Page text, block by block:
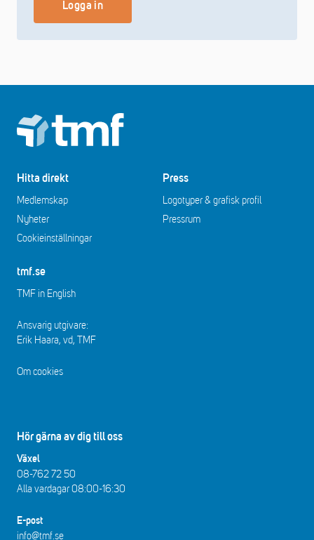
Logga in
Footer
Hitta direkt
Medlemskap
Nyheter
Cookieinställningar
Press
Logotyper & grafisk profil
Pressrum
tmf.se
TMF in English
Ansvarig utgivare:
Erik Haara, vd, TMF
Om cookies
Hör gärna av dig till oss
Växel
08-762 72 50
Alla vardagar 08:00-16:30​​
E-post
info@tmf.se